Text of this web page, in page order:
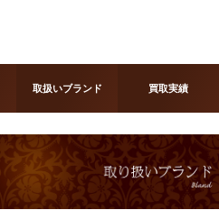
取扱いブランド 買取実績